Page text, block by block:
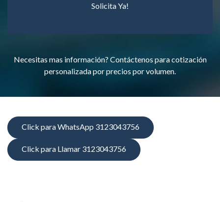
Solicita Ya!
Necesitas mas información? Contáctenos para cotización
personalizada por precios por volumen.
Click para WhatsApp 3123043756
Click para Llamar 3123043756